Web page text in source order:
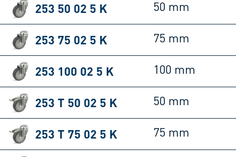
253 50 02 5 K 50 mm
253 75 02 5 K 75 mm
253 100 02 5 K 100 mm
253 T 50 02 5 K 50 mm
253 T 75 02 5 K 75 mm